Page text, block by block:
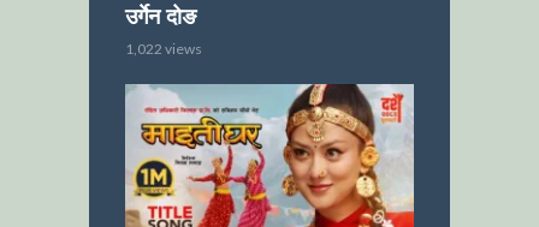
उर्गेन दोङ
1,022 views